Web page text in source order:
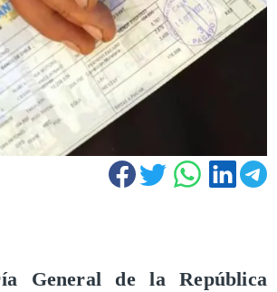
General de la República